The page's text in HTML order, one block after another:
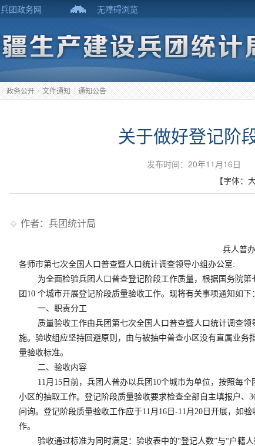
兵团政务网 无障碍浏览
/ 政务公开 / 文件通知 / 通知公告
关于做好登记阶
发布时间：20年11月16日
【字体：
作者：兵团统计局
兵人普
各师市第七次全国人口普查暨人口统计调查领导小组办公室:
为全面检验兵团人口普查登记阶段工作质量，根据国务院
团10 个城市开展登记阶段质量验收工作。现将有关事项通知如下：
一、职责分工
质量验收工作由兵团第七次全国人口普查暨人口统计调查领
施。验收组应坚持回避原则，由与被抽中普查小区没有直属业
量验收标准。
二、验收内容
11月15日前，兵团人普办以兵团10个城市为单位，按照每
小区的抽取工作。登记阶段质量验收要求检查全部自主填报户
问询。登记阶段质量验收工作应于11月16日-11月20日开展，如
作。
验收通过标准为同时满足：验收表中的“登记人数”与“户籍